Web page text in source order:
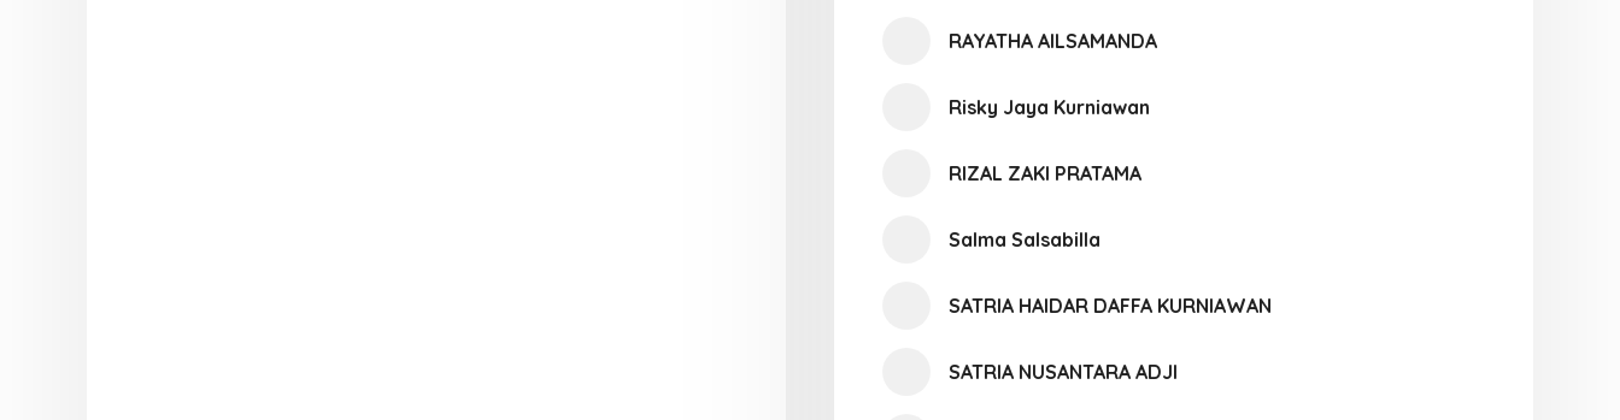
RAYATHA AILSAMANDA
Risky Jaya Kurniawan
RIZAL ZAKI PRATAMA
Salma Salsabilla
SATRIA HAIDAR DAFFA KURNIAWAN
SATRIA NUSANTARA ADJI